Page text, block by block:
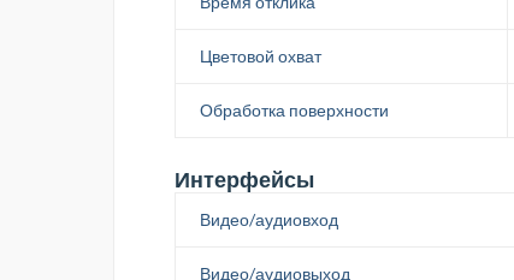
Цветовой охват
Обработка поверхности
Интерфейсы
Видео/аудиовход
Видео/аудиовыход